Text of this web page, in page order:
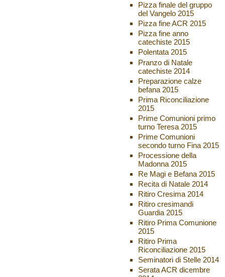
Pizza finale del gruppo
del Vangelo 2015
Pizza fine ACR 2015
Pizza fine anno
catechiste 2015
Polentata 2015
Pranzo di Natale
catechiste 2014
Preparazione calze
befana 2015
Prima Riconciliazione
2015
Prime Comunioni primo
turno Teresa 2015
Prime Comunioni
secondo turno Fina 2015
Processione della
Madonna 2015
Re Magi e Befana 2015
Recita di Natale 2014
Ritiro Cresima 2014
Ritiro cresimandi
Guardia 2015
Ritiro Prima Comunione
2015
Ritiro Prima
Riconciliazione 2015
Seminatori di Stelle 2014
Serata ACR dicembre